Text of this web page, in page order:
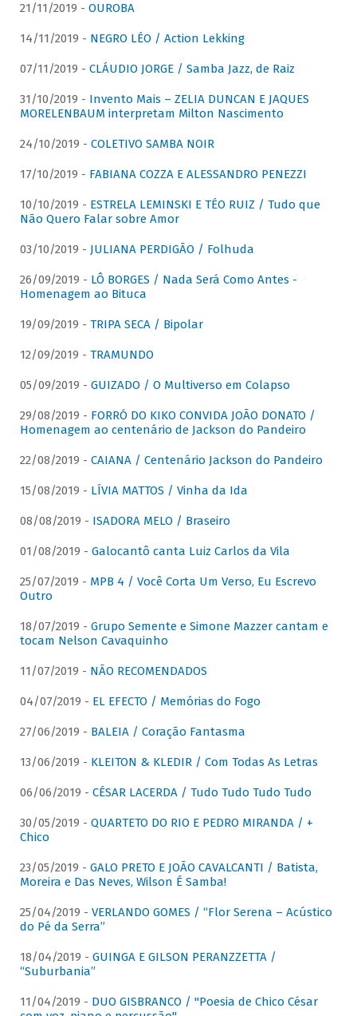
21/11/2019 - OUROBA
14/11/2019 - NEGRO LÉO / Action Lekking
07/11/2019 - CLÁUDIO JORGE / Samba Jazz, de Raiz
31/10/2019 - Invento Mais – ZELIA DUNCAN E JAQUES
MORELENBAUM interpretam Milton Nascimento
24/10/2019 - COLETIVO SAMBA NOIR
17/10/2019 - FABIANA COZZA E ALESSANDRO PENEZZI
10/10/2019 - ESTRELA LEMINSKI E TÉO RUIZ / Tudo que
Não Quero Falar sobre Amor
03/10/2019 - JULIANA PERDIGÃO / Folhuda
26/09/2019 - LÔ BORGES / Nada Será Como Antes -
Homenagem ao Bituca
19/09/2019 - TRIPA SECA / Bipolar
12/09/2019 - TRAMUNDO
05/09/2019 - GUIZADO / O Multiverso em Colapso
29/08/2019 - FORRÓ DO KIKO CONVIDA JOÃO DONATO /
Homenagem ao centenário de Jackson do Pandeiro
22/08/2019 - CAIANA / Centenário Jackson do Pandeiro
15/08/2019 - LÍVIA MATTOS / Vinha da Ida
08/08/2019 - ISADORA MELO / Braseiro
01/08/2019 - Galocantô canta Luiz Carlos da Vila
25/07/2019 - MPB 4 / Você Corta Um Verso, Eu Escrevo
Outro
18/07/2019 - Grupo Semente e Simone Mazzer cantam e
tocam Nelson Cavaquinho
11/07/2019 - NÃO RECOMENDADOS
04/07/2019 - EL EFECTO / Memórias do Fogo
27/06/2019 - BALEIA / Coração Fantasma
13/06/2019 - KLEITON & KLEDIR / Com Todas As Letras
06/06/2019 - CÉSAR LACERDA / Tudo Tudo Tudo Tudo
30/05/2019 - QUARTETO DO RIO E PEDRO MIRANDA / +
Chico
23/05/2019 - GALO PRETO E JOÃO CAVALCANTI / Batista,
Moreira e Das Neves, Wilson É Samba!
25/04/2019 - VERLANDO GOMES / “Flor Serena – Acústico
do Pé da Serra”
18/04/2019 - GUINGA E GILSON PERANZZETTA /
“Suburbania”
11/04/2019 - DUO GISBRANCO / "Poesia de Chico César